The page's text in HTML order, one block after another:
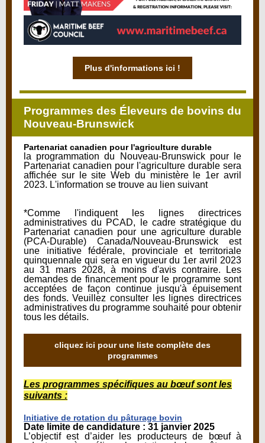
Plus d'informations ici !
Programmes des Éleveurs de bovins du
Nouveau-Brunswick
Partenariat canadien pour l'agriculture durable
la programmation du Nouveau-Brunswick pour le
Partenariat canadien pour l'agriculture durable sera
affichée sur le site Web du ministère le 1er avril
2023. L'information se trouve au lien suivant
*Comme l'indiquent les lignes directrices
administratives du PCAD, le cadre stratégique du
Partenariat canadien pour une agriculture durable
(PCA-Durable) Canada/Nouveau-Brunswick est
une initiative fédérale, provinciale et territoriale
quinquennale qui sera en vigueur du 1er avril 2023
au 31 mars 2028, à moins d'avis contraire. Les
demandes de financement pour le programme sont
acceptées de façon continue jusqu'à épuisement
des fonds. Veuillez consulter les lignes directrices
administratives du programme souhaité pour obtenir
tous les détails.
cliquez ici pour une liste complète des
programmes
Les programmes spécifiques au bœuf sont les
suivants :
Initiative de rotation du pâturage bovin
Date limite de candidature : 31 janvier 2025
L’objectif est d’aider les producteurs de bœuf à